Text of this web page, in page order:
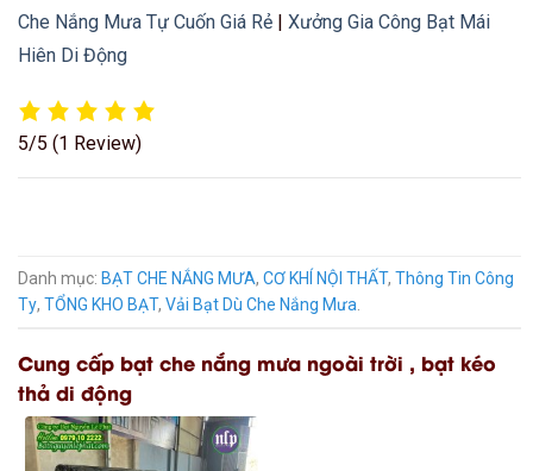
8. Kết Luận May Ép Bạt Mái Hiên Mái Xếp,
Bạt Kéo Tự Cuốn Ngoài Trời tại Xuân Lộc
Máy ép bạt mái hiên, mái xếp, bạt kéo tự cuốn tại Xuân
Lộc, Đồng Nai
thi công bạt che ngoài trời. Sở hữu
caogiúp nâng cao năng suất, tiết kiệm chi phí và tạo ra